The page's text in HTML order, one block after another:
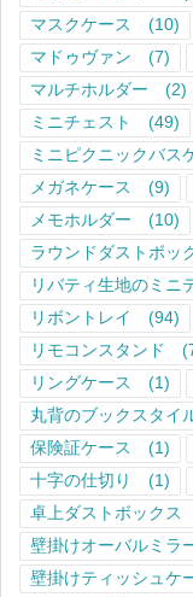
マスクケース
(10)
マドゥヴァン
(7)
マルチホルダー
(2)
ミニチェスト
(49)
ミニピクニックバス
メガネケース
(9)
メモホルダー
(10)
ラウンドダストボッ
リバティ生地のミニ
リボントレイ
(94)
リモコンスタンド
リングケース
(1)
丸背のブックスタイ
保険証ケース
(1)
十字の仕切り
(1)
卓上ダストボックス
壁掛けオーバルミラ
壁掛けティッシュケ